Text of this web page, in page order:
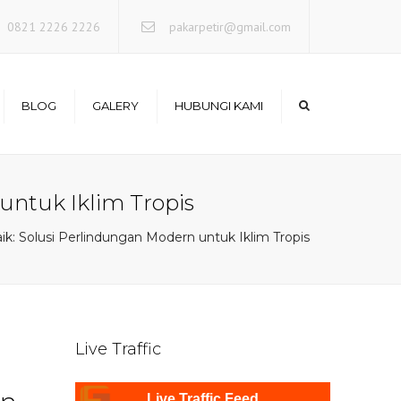
0821 2226 2226 pakarpetir@gmail.com
BLOG GALERY HUBUNGI KAMI
Iklim Tropis
Solusi Perlindungan Modern untuk Iklim Tropis
Live Traffic